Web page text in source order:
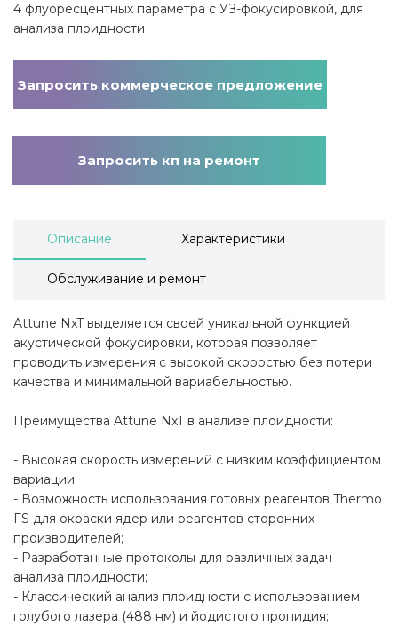
4 флуоресцентных параметра с УЗ-фокусировкой, для
анализа плоидности
Запросить коммерческое предложение
Запросить кп на ремонт
Описание Характеристики
Обслуживание и ремонт
Attune NxT выделяется своей уникальной функцией
акустической фокусировки, которая позволяет
проводить измерения с высокой скоростью без потери
качества и минимальной вариабельностью.
Преимущества Attune NxT в анализе плоидности:
- Высокая скорость измерений с низким коэффициентом
вариации;
- Возможность использования готовых реагентов Thermo
FS для окраски ядер или реагентов сторонних
производителей;
- Разработанные протоколы для различных задач
анализа плоидности;
- Классический анализ плоидности с использованием
голубого лазера (488 нм) и йодистого пропидия;